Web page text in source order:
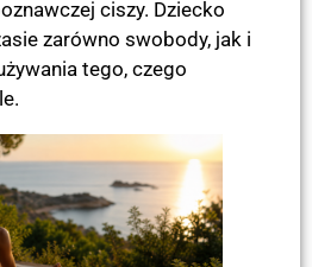
ciszy. Dziecko
zarówno swobody, jak i
tego, czego